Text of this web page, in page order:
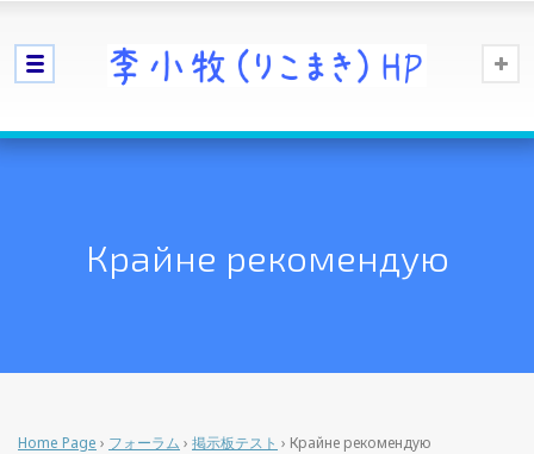
Крайне рекомендую
Home Page › フォーラム › 掲示板テスト › Крайне рекомендую